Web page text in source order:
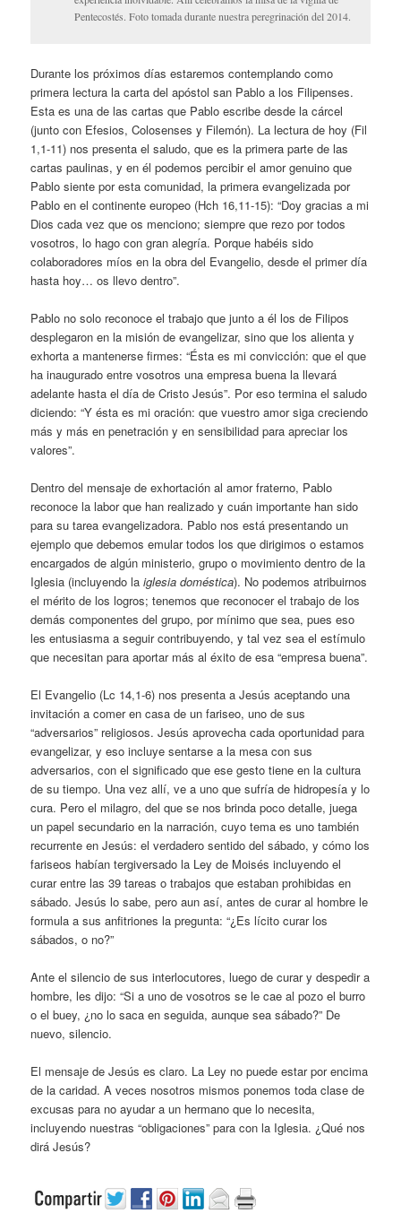
Pentecostés. Foto tomada durante nuestra peregrinación del 2014.
Durante los próximos días estaremos contemplando como
primera lectura la carta del apóstol san Pablo a los Filipenses.
Esta es una de las cartas que Pablo escribe desde la cárcel
(junto con Efesios, Colosenses y Filemón). La lectura de hoy (Fil
1,1-11) nos presenta el saludo, que es la primera parte de las
cartas paulinas, y en él podemos percibir el amor genuino que
Pablo siente por esta comunidad, la primera evangelizada por
Pablo en el continente europeo (Hch 16,11-15): “Doy gracias a mi
Dios cada vez que os menciono; siempre que rezo por todos
vosotros, lo hago con gran alegría. Porque habéis sido
colaboradores míos en la obra del Evangelio, desde el primer día
hasta hoy… os llevo dentro”.
Pablo no solo reconoce el trabajo que junto a él los de Filipos
desplegaron en la misión de evangelizar, sino que los alienta y
exhorta a mantenerse firmes: “Ésta es mi convicción: que el que
ha inaugurado entre vosotros una empresa buena la llevará
adelante hasta el día de Cristo Jesús”. Por eso termina el saludo
diciendo: “Y ésta es mi oración: que vuestro amor siga creciendo
más y más en penetración y en sensibilidad para apreciar los
valores”.
Dentro del mensaje de exhortación al amor fraterno, Pablo
reconoce la labor que han realizado y cuán importante han sido
para su tarea evangelizadora. Pablo nos está presentando un
ejemplo que debemos emular todos los que dirigimos o estamos
encargados de algún ministerio, grupo o movimiento dentro de la
Iglesia (incluyendo laiglesia doméstica). No podemos atribuirnos
el mérito de los logros; tenemos que reconocer el trabajo de los
demás componentes del grupo, por mínimo que sea, pues eso
les entusiasma a seguir contribuyendo, y tal vez sea el estímulo
que necesitan para aportar más al éxito de esa “empresa buena”.
El Evangelio (Lc 14,1-6) nos presenta a Jesús aceptando una
invitación a comer en casa de un fariseo, uno de sus
“adversarios” religiosos. Jesús aprovecha cada oportunidad para
evangelizar, y eso incluye sentarse a la mesa con sus
adversarios, con el significado que ese gesto tiene en la cultura
de su tiempo. Una vez allí, ve a uno que sufría de hidropesía y lo
cura. Pero el milagro, del que se nos brinda poco detalle, juega
un papel secundario en la narración, cuyo tema es uno también
recurrente en Jesús: el verdadero sentido del sábado, y cómo los
fariseos habían tergiversado la Ley de Moisés incluyendo el
curar entre las 39 tareas o trabajos que estaban prohibidas en
sábado. Jesús lo sabe, pero aun así, antes de curar al hombre le
formula a sus anfitriones la pregunta: “¿Es lícito curar los
sábados, o no?”
Ante el silencio de sus interlocutores, luego de curar y despedir a
hombre, les dijo: “Si a uno de vosotros se le cae al pozo el burro
o el buey, ¿no lo saca en seguida, aunque sea sábado?” De
nuevo, silencio.
El mensaje de Jesús es claro. La Ley no puede estar por encima
de la caridad. A veces nosotros mismos ponemos toda clase de
excusas para no ayudar a un hermano que lo necesita,
incluyendo nuestras “obligaciones” para con la Iglesia. ¿Qué nos
dirá Jesús?